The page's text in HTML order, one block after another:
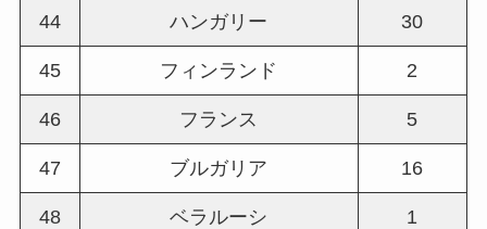
44 ハンガリー 30
45 フィンランド 2
46 フランス 5
47 ブルガリア 16
48 ベラルーシ 1